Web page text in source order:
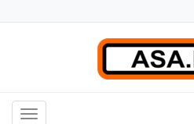
Toggle navigation